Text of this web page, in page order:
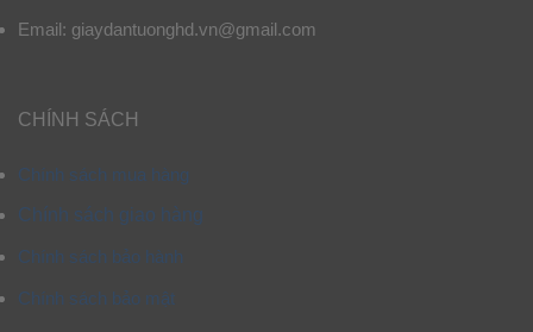
Email: giaydantuonghd.vn@gmail.com
CHÍNH SÁCH
Chính sách mua hàng
Chính sách giao hàng
Chính sách bảo hành
Chính sách bảo mật